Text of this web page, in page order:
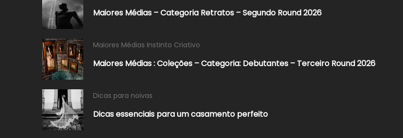
Maiores Médias – Categoria Retratos – Segundo Round 2026
Maiores Médias Instinto Criativo
Maiores Médias : Coleções – Categoria: Debutantes – Terceiro Round 2026
Dicas para noivas
Dicas essenciais para um casamento perfeito